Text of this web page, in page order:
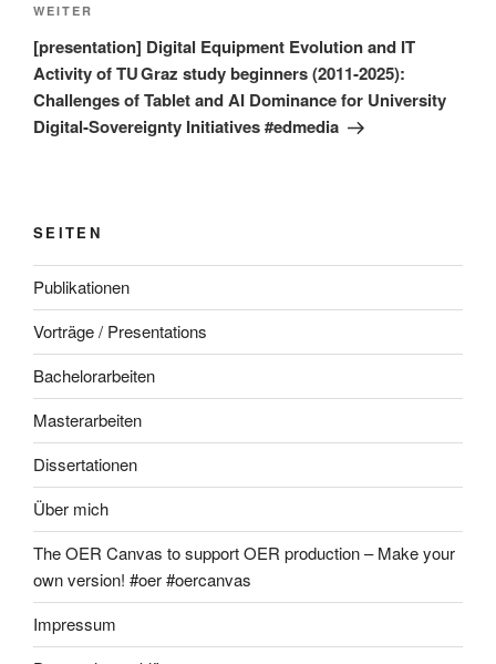
Nächster
Beitrag
WEITER
[presentation] Digital Equipment Evolution and IT
Activity of TU Graz study beginners (2011‑2025):
Challenges of Tablet and AI Dominance for University
Digital‑Sovereignty Initiatives #edmedia
SEITEN
Publikationen
Vorträge / Presentations
Bachelorarbeiten
Masterarbeiten
Dissertationen
Über mich
The OER Canvas to support OER production – Make your
own version! #oer #oercanvas
Impressum